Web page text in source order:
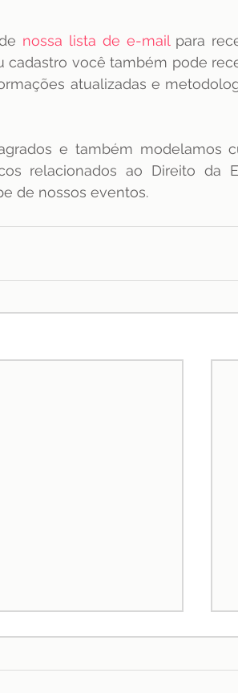
nossa lista de e-mail para
atualizadas e
e também modelamos
relacionados ao Direito da
de nossos eventos.